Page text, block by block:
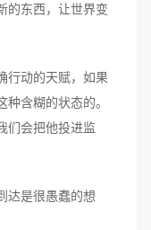
的东西，让世界变
动的天赋，如果
含糊的状态的。
们会把他投进监
是很愚蠢的想